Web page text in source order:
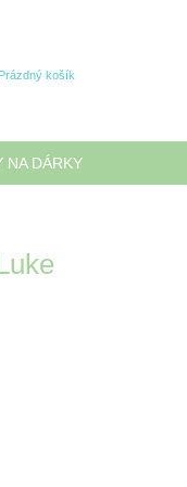
NÁKUPNÍ
Prázdný košík
NA DÁRKY